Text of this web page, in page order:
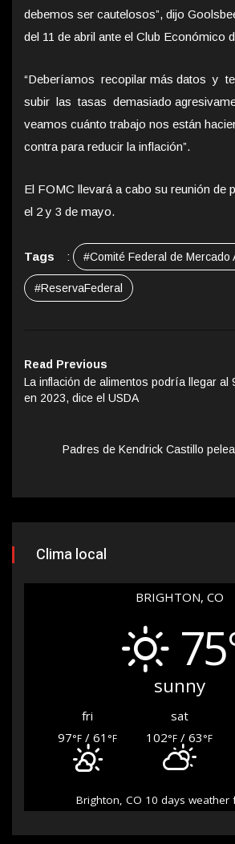
debemos ser cautelosos”, dijo
del 11 de abril ante el Club Económico
“Deberíamos recopilar más datos y
subir las tasas demasiado
veamos cuánto trabajo nos están
contra para reducir la inflación”.
El FOMC llevará a cabo su reunión de
el 2 y 3 de mayo.
Tags : #Comité Federal de Mercado
#ReservaFederal
Read Previous
La inflación de alimentos podría llegar al
en 2023, dice el USDA
Padres de Kendrick Castillo
Clima local
BRIGHTON, CO
sunny
fri sat
97°F / 61 °F 102°F / 63°F
Brighton, CO 10 days weather